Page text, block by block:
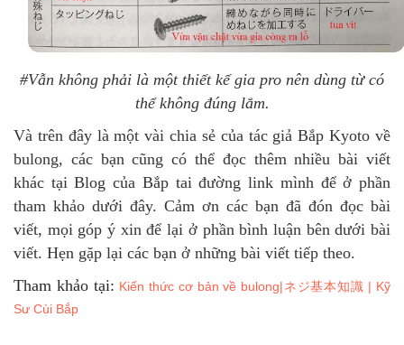
#Vẫn không phải là một thiết kế gia pro nên dùng từ có
thể không đúng lắm.
Và trên đây là một vài chia sẻ của tác giả Bắp Kyoto về
bulong, các bạn cũng có thể đọc thêm nhiều bài viết
khác tại Blog của Bắp tai đường link mình để ở phần
tham khảo dưới đây. Cảm ơn các bạn đã đón đọc bài
viết, mọi góp ý xin để lại ở phần bình luận bên dưới bài
viết. Hẹn gặp lại các bạn ở những bài viết tiếp theo.
Tham khảo tại: Kiến thức cơ bản về bulong|ネジ基本知識 | Kỹ
Sư Cùi Bắp